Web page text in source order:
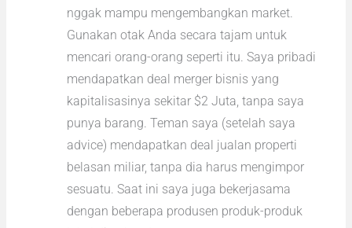
nggak mampu mengembangkan market.
Gunakan otak Anda secara tajam untuk
mencari orang-orang seperti itu. Saya pribadi
mendapatkan deal merger bisnis yang
kapitalisasinya sekitar $2 Juta, tanpa saya
punya barang. Teman saya (setelah saya
advice) mendapatkan deal jualan properti
belasan miliar, tanpa dia harus mengimpor
sesuatu. Saat ini saya juga bekerjasama
dengan beberapa produsen produk-produk